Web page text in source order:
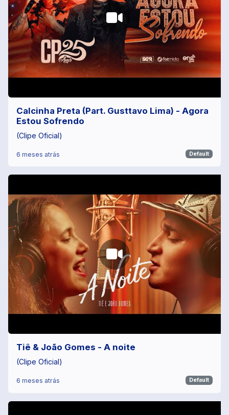
Calcinha Preta (Part. Gusttavo Lima) - Agora
Estou Sofrendo
(Clipe Oficial)
6 meses atrás Default
Tiê & João Gomes - A noite
(Clipe Oficial)
6 meses atrás Default